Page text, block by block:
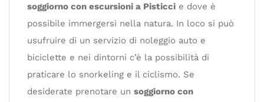
soggiorno con escursioni a Pisticci e dove è
possibile immergersi nella natura. In loco si può
usufruire di un servizio di noleggio auto e
biciclette e nei dintorni c’è la possibilità di
praticare lo snorkeling e il ciclismo. Se
desiderate prenotare un soggiorno con